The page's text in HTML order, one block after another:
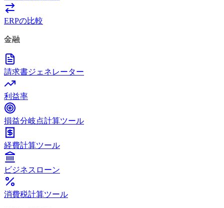
ERPの比較
金融
請求書ジェネレーター
利益率
損益分岐点計算ツール
経費計算ツール
ビジネスローン
消費税計算ツール